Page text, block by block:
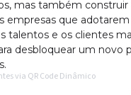
mas também construir
empresas que
talentos e os clientes
desbloquear um novo
via QR Code Dinâmico